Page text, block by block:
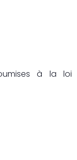
à la loi